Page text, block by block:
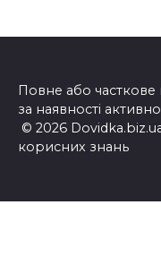
Повне або часткове
за наявності
© 2026
корисних знань